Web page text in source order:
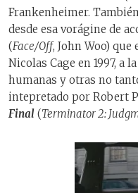
Frankenheimer.
desde esa vorágine de
(Face/Off, John Woo)
Nicolas Cage en 1997,
humanas y otras no
intepretado por Robert
Final (Terminator 2: